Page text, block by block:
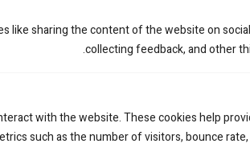
like sharing the content of the website on
collecting feedback, and other
with the website. These cookies help
such as the number of visitors, bounce